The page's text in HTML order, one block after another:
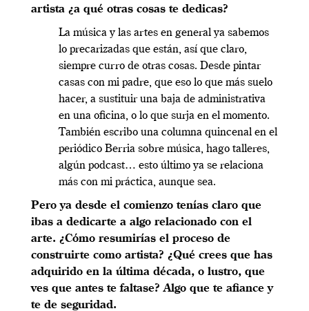
artista ¿a qué otras cosas te dedicas?
La música y las artes en general ya sabemos
lo precarizadas que están, así que claro,
siempre curro de otras cosas. Desde pintar
casas con mi padre, que eso lo que más suelo
hacer, a sustituir una baja de administrativa
en una oficina, o lo que surja en el momento.
También escribo una columna quincenal en el
periódico Berria sobre música, hago talleres,
algún podcast… esto último ya se relaciona
más con mi práctica, aunque sea.
Pero ya desde el comienzo tenías claro que
ibas a dedicarte a algo relacionado con el
arte. ¿Cómo resumirías el proceso de
construirte como artista? ¿Qué crees que has
adquirido en la última década, o lustro, que
ves que antes te faltase? Algo que te afiance y
te de seguridad.